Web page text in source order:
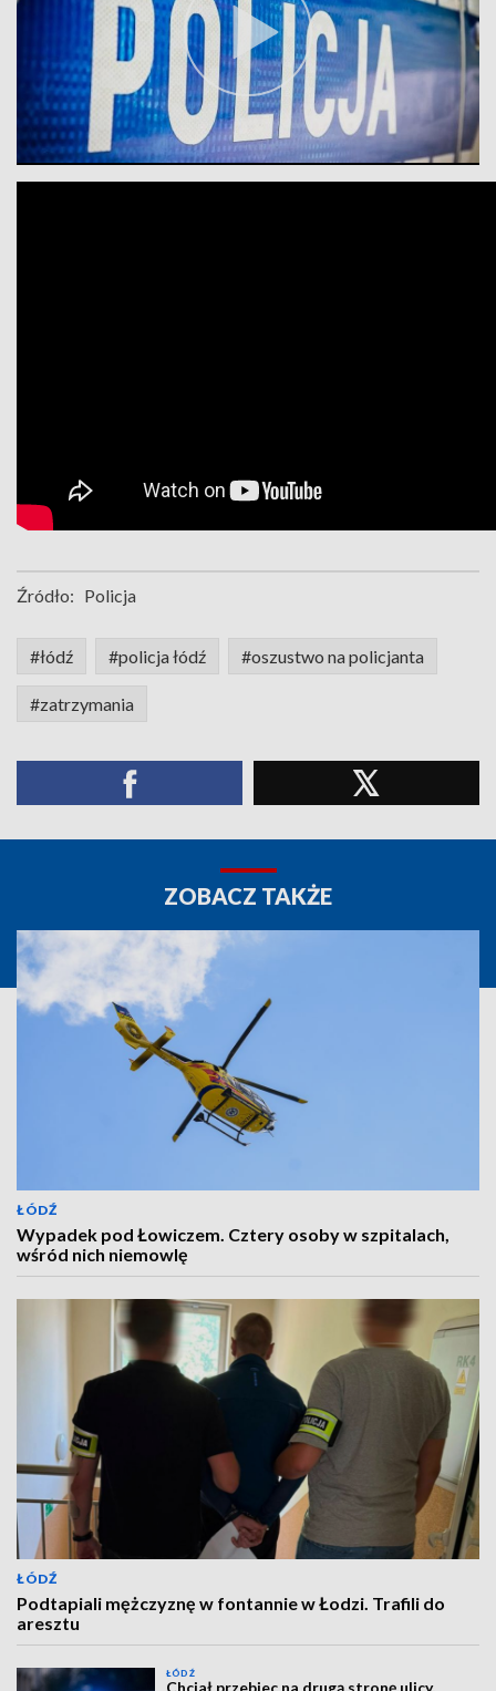
Źródło: Policja
#łódź #policja łódź #oszustwo na policjanta
#zatrzymania
ZOBACZ TAKŻE
ŁÓDŹ
Wypadek pod Łowiczem. Cztery osoby w szpitalach,
wśród nich niemowlę
ŁÓDŹ
Podtapiali mężczyznę w fontannie w Łodzi. Trafili do
aresztu
ŁÓDŹ
Chciał przebiec na drugą stronę ulicy,